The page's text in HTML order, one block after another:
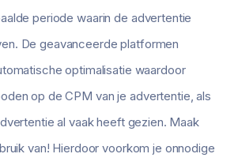
periode waarin de advertentie
De geavanceerde platformen
optimalisatie waardoor
op de CPM van je advertentie, als
al vaak heeft gezien. Maak
van! Hierdoor voorkom je onnodige